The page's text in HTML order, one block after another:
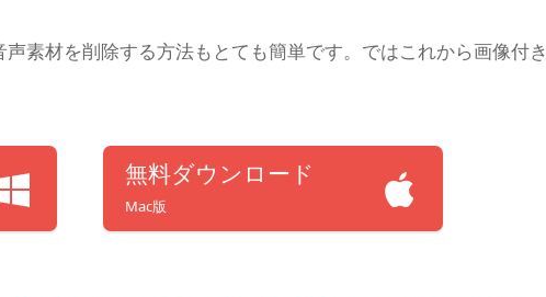
素材を削除する方法もとても簡単です。ではこれから画像付き
無料ダウンロード
Mac版